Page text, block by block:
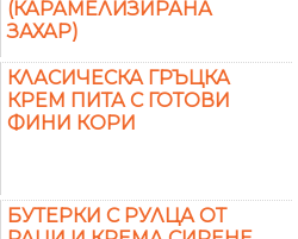
(КАРАМЕЛИЗИРАНА
ЗАХАР)
КЛАСИЧЕСКА ГРЪЦКА
КРЕМ ПИТА С ГОТОВИ
ФИНИ КОРИ
БУТЕРКИ С РУЛЦА ОТ